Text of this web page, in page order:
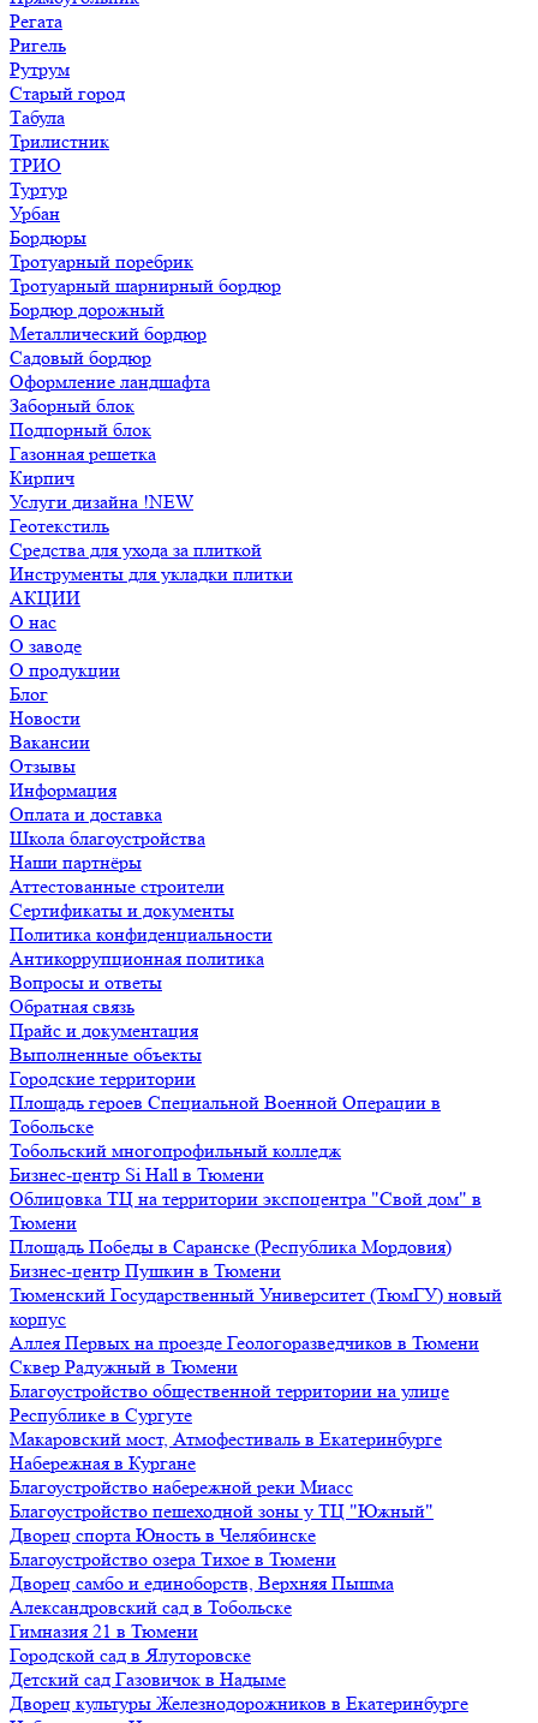
Регата
Ригель
Рутрум
Старый город
Табула
Трилистник
ТРИО
Туртур
Урбан
Бордюры
Тротуарный поребрик
Тротуарный шарнирный бордюр
Бордюр дорожный
Металлический бордюр
Садовый бордюр
Оформление ландшафта
Заборный блок
Подпорный блок
Газонная решетка
Кирпич
Услуги дизайна !NEW
Геотекстиль
Средства для ухода за плиткой
Инструменты для укладки плитки
АКЦИИ
О нас
О заводе
О продукции
Блог
Новости
Вакансии
Отзывы
Информация
Оплата и доставка
Школа благоустройства
Наши партнёры
Аттестованные строители
Сертификаты и документы
Политика конфиденциальности
Антикоррупционная политика
Вопросы и ответы
Обратная связь
Прайс и документация
Выполненные объекты
Городские территории
Площадь героев Специальной Военной Операции в
Тобольске
Тобольский многопрофильный колледж
Бизнес-центр Si Hall в Тюмени
Облицовка ТЦ на территории экспоцентра "Свой дом" в
Тюмени
Площадь Победы в Саранске (Республика Мордовия)
Бизнес-центр Пушкин в Тюмени
Тюменский Государственный Университет (ТюмГУ) новый
корпус
Аллея Первых на проезде Геологоразведчиков в Тюмени
Сквер Радужный в Тюмени
Благоустройство общественной территории на улице
Республике в Сургуте
Макаровский мост, Атмофестиваль в Екатеринбурге
Набережная в Кургане
Благоустройство набережной реки Миасс
Благоустройство пешеходной зоны у ТЦ "Южный"
Дворец спорта Юность в Челябинске
Благоустройство озера Тихое в Тюмени
Дворец самбо и единоборств, Верхняя Пышма
Александровский сад в Тобольске
Гимназия 21 в Тюмени
Городской сад в Ялуторовске
Детский сад Газовичок в Надыме
Дворец культуры Железнодорожников в Екатеринбурге